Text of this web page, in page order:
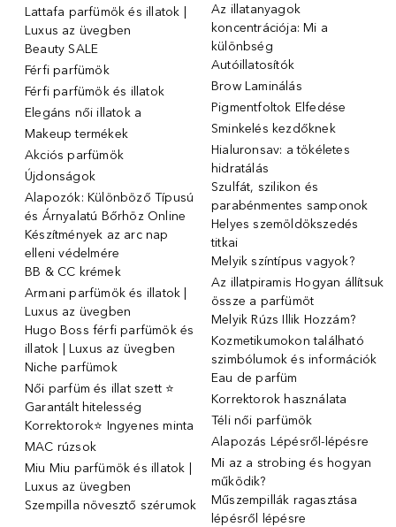
Lattafa parfümök és illatok |
Luxus az üvegben
Beauty SALE
Férfi parfümök
Férfi parfümök és illatok
Elegáns női illatok ️a
Makeup termékek
Akciós parfümök
Újdonságok
Alapozók: Különböző Típusú
és Árnyalatú Bőrhöz Online
Készítmények az arc nap
elleni védelmére
BB & CC krémek
Armani parfümök és illatok |
Luxus az üvegben
Hugo Boss férfi parfümök és
illatok | Luxus az üvegben
Niche parfümok
Női parfüm és illat szett ⭐
Garantált hitelesség
Korrektorok⭐ Ingyenes minta
MAC rúzsok
Miu Miu parfümök és illatok |
Luxus az üvegben
Szempilla növesztő szérumok
Az illatanyagok
koncentrációja: Mi a
különbség
Autóillatosítók
Brow Laminálás
Pigmentfoltok Elfedése
Sminkelés kezdőknek
Hialuronsav: a tökéletes
hidratálás
Szulfát, szilikon és
parabénmentes samponok
Helyes szemöldökszedés
titkai
Melyik színtípus vagyok?
Az illatpiramis Hogyan állítsuk
össze a parfümöt
Melyik Rúzs Illik Hozzám?
Kozmetikumokon található
szimbólumok és információk
Eau de parfüm
Korrektorok használata
Téli női parfümök
Alapozás Lépésről-lépésre
Mi az a strobing és hogyan
működik?
Műszempillák ragasztása
lépésről lépésre